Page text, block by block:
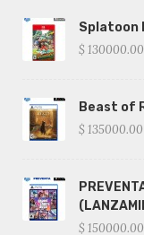
Splatoon
$ 130000.00
Beast of
$ 135000.00
$ 150000.00